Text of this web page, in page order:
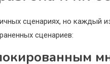
сценариях, но каждый
сценариев: